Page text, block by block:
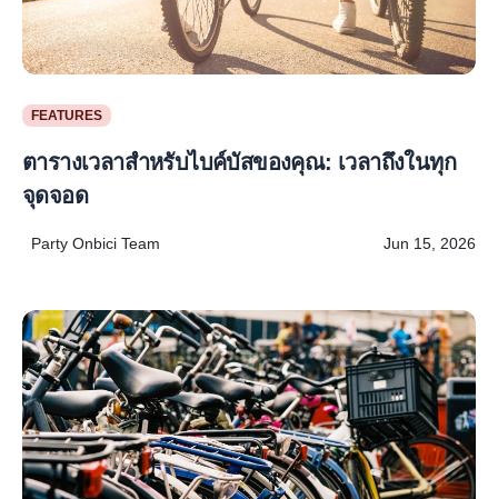
FEATURES
ตารางเวลาสำหรับไบค์บัสของคุณ: เวลาถึงในทุก
จุดจอด
Party Onbici Team Jun 15, 2026